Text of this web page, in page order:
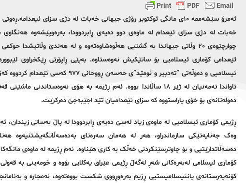
ئەمرۆ سێشەممە ١٠ی مانگی ئوکتوبر رۆژی جیهانی خەبات لە دژی سزای
خەبات لە دژی سزای ئێعدام لە ماوەی دوو دەیەی ڕابردوودا، بەرەوپێشەوە
چوارچێوەی ٢٠ وڵاتی جیهاندا بە گشتیی هەڵوەشاوەتەوە و لە هه‌ندێ وڵاتیشدا
ئیسلامیی و دەوڵەتی ”تەدبیر و
تاواندا تەمەنیان لە ژێر ١٨ ساڵاندا بووە. ئەم ڕژیمە به‌ هۆی
دەوڵەتانه‌ی بۆ خۆی پاراستووه‌ کە سزای ئێعدامیان تێد اجێبه‌جێ ده‌ركرێت.
ڕژیمی کۆماری ئیسلامیی لە ماوەی زیاد لەسێ دەیەی ڕابردوودا لە پاڵ بەساتی
وەک جەنایەتێکی سازماندراو، هه‌ر لە هەمان سەرەتای بەدەسەڵاتگەیشتنیەوە
کۆماری ئیسلامی لەبەرەکانی شەڕ لەگەڵ ڕژیمی عێراق یەکلایی بۆوە و خومەینی به
کۆنەپەرستانەی پانئیسلامیستیی ڕژیم بەرەوڕووی شکست بووه‌تەوە، ئه‌مجاره‌ و